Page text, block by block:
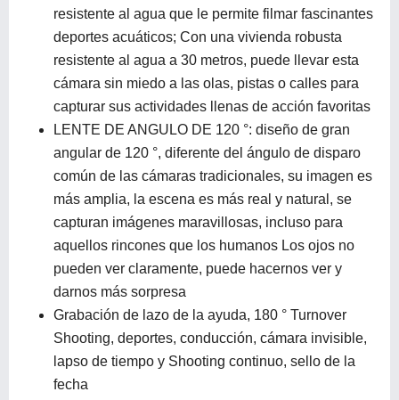
resistente al agua que le permite filmar fascinantes
deportes acuáticos; Con una vivienda robusta
resistente al agua a 30 metros, puede llevar esta
cámara sin miedo a las olas, pistas o calles para
capturar sus actividades llenas de acción favoritas
LENTE DE ANGULO DE 120 °: diseño de gran
angular de 120 °, diferente del ángulo de disparo
común de las cámaras tradicionales, su imagen es
más amplia, la escena es más real y natural, se
capturan imágenes maravillosas, incluso para
aquellos rincones que los humanos Los ojos no
pueden ver claramente, puede hacernos ver y
darnos más sorpresa
Grabación de lazo de la ayuda, 180 ° Turnover
Shooting, deportes, conducción, cámara invisible,
lapso de tiempo y Shooting continuo, sello de la
fecha